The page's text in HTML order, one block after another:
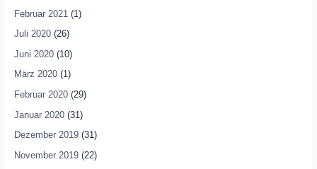
Februar 2021 (1)
Juli 2020(26)
Juni 2020(10)
März 2020(1)
Februar 2020(29)
Januar 2020(31)
Dezember 2019(31)
November 2019(22)